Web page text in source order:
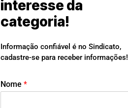
interesse da
categoria!
Informação confiável é no Sindicato,
cadastre-se para receber informações!
Nome *